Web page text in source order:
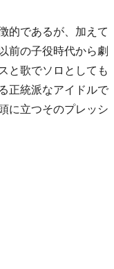
的であるが、加えて
前の子役時代から劇
と歌でソロとしても
正統派なアイドルで
に立つそのプレッシ